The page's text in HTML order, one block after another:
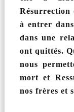
Résurrection
à entrer
dans une
ont quittés.
nous
mort et
nos frères et